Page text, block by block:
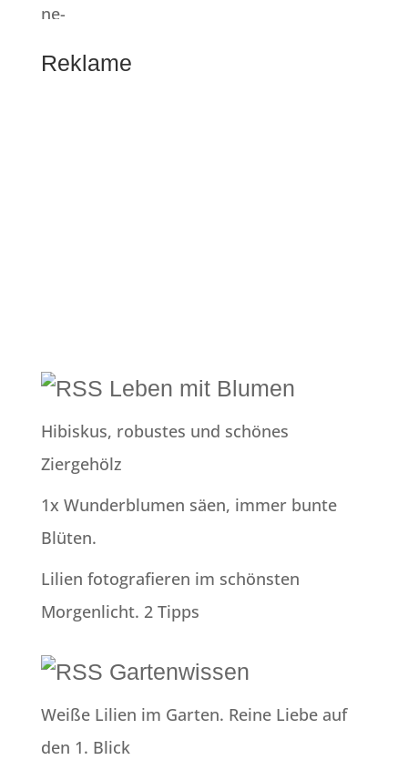
Reklame
Leben mit Blumen
Hibiskus, robustes und schönes
Ziergehölz
1x Wunderblumen säen, immer bunte
Blüten.
Lilien fotografieren im schönsten
Morgenlicht. 2 Tipps
Gartenwissen
Weiße Lilien im Garten. Reine Liebe auf
den 1. Blick